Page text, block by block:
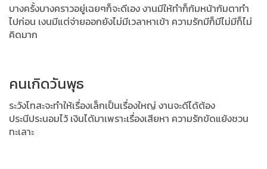
บางครั้งบางคราวอยู่เฉยๆก็จะดีเอง งานมีให้ทำก็ก้มหน้าก้มตาทำ
ไปก่อน เงนมีแต่จ่ายออกยังไม่มีเวลาหาเข้า ความรักมีก็มีไม่มีก็ไม่
คิดมาก
คนเกิดวันพุธ
ระวังโทสะจะทำให้เรื่องเล็กเป็นเรื่องใหญ่ งานจะดีได้ต้อง
ประนีประนอมไว้ เงินได้มาเพราะเรื่องเสียหา ความรักขัดแย้งชวน
ทะเลาะ